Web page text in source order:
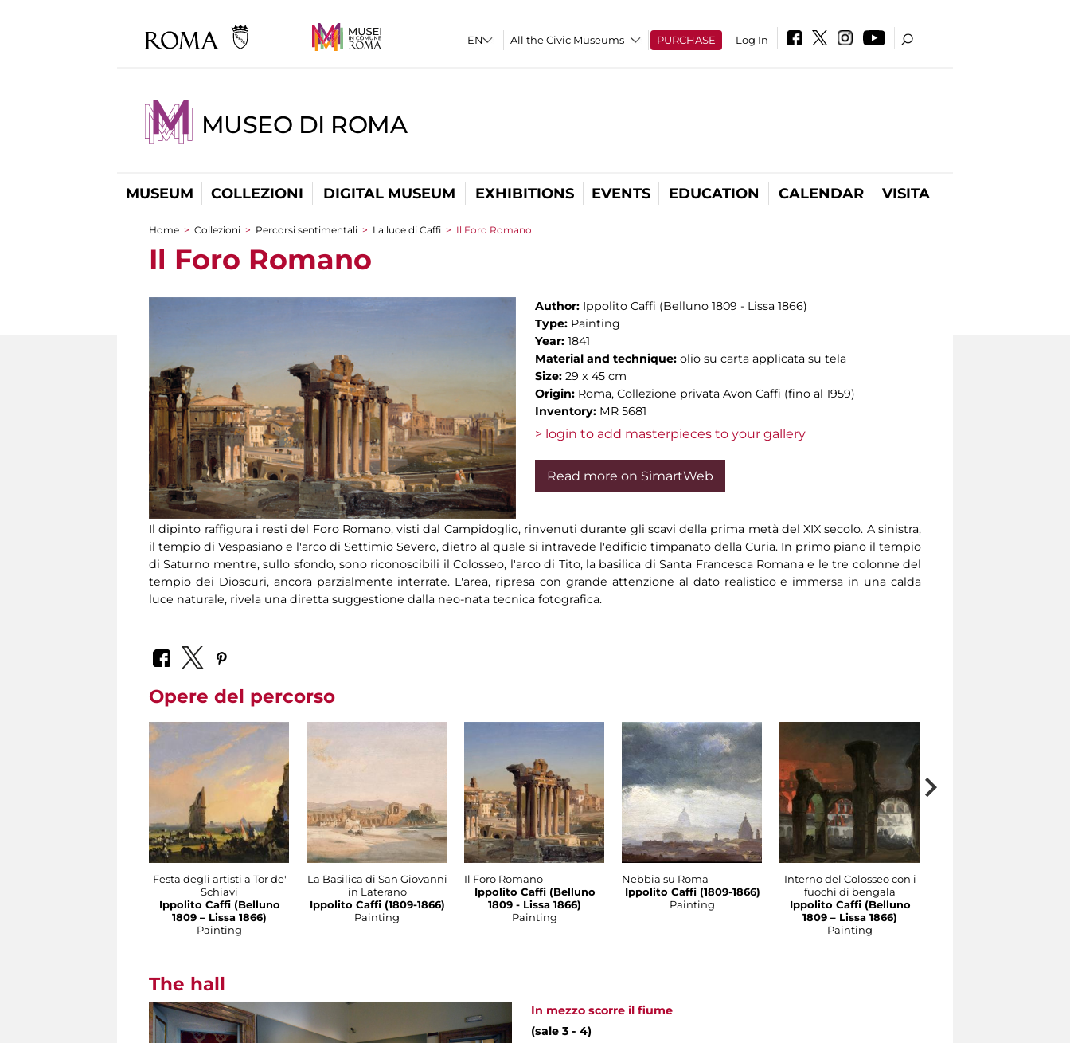
All the Civic Museums PURCHASE Log In
MUSEO DI ROMA
MUSEUM COLLEZIONI DIGITAL MUSEUM EXHIBITIONS EVENTS EDUCATION CALENDAR VISITA
You are here
Home > Collezioni > Percorsi sentimentali > La luce di Caffi > Il Foro Romano
Il Foro Romano
Author: Ippolito Caffi (Belluno 1809 - Lissa 1866)
Type: Painting
Year: 1841
Material and technique: olio su carta applicata su tela
Size: 29 x 45 cm
Origin: Roma, Collezione privata Avon Caffi (fino al 1959)
Inventory: MR 5681
> login to add masterpieces to your gallery
Read more on SimartWeb
Il dipinto raffigura i resti del Foro Romano, visti dal Campidoglio, rinvenuti durante gli scavi della prima metà del XIX secolo. A sinistra,
il tempio di Vespasiano e l'arco di Settimio Severo, dietro al quale si intravede l'edificio timpanato della Curia. In primo piano il tempio
di Saturno mentre, sullo sfondo, sono riconoscibili il Colosseo, l'arco di Tito, la basilica di Santa Francesca Romana e le tre colonne del
tempio dei Dioscuri, ancora parzialmente interrate. L'area, ripresa con grande attenzione al dato realistico e immersa in una calda
luce naturale, rivela una diretta suggestione dalla neo-nata tecnica fotografica.
Opere del percorso
​Festa degli artisti a Tor de'
Schiavi
Ippolito Caffi (Belluno
1809 – Lissa 1866)
Painting
La Basilica di San Giovanni
in Laterano
Ippolito Caffi (1809-1866)
Painting
Il Foro Romano
Ippolito Caffi (Belluno
1809 - Lissa 1866)
Painting
Nebbia su Roma
Ippolito Caffi (1809-1866)
Painting
Interno del Colosseo con i
fuochi di bengala
Ippolito Caffi (Belluno
1809 – Lissa 1866)
Painting
The hall
In mezzo scorre il fiume
(sale 3 - 4)